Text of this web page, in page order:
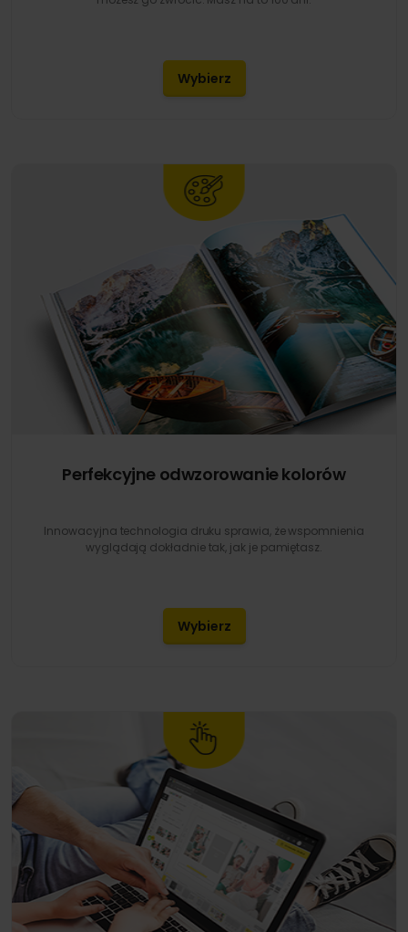
Wybierz
Perfekcyjne odwzorowanie kolorów
Innowacyjna technologia druku sprawia, że wspomnienia
wyglądają dokładnie tak, jak je pamiętasz.
Wybierz